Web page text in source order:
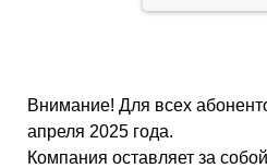
Внимание! Для всех
апреля 2025 года.
Компания оставляет за